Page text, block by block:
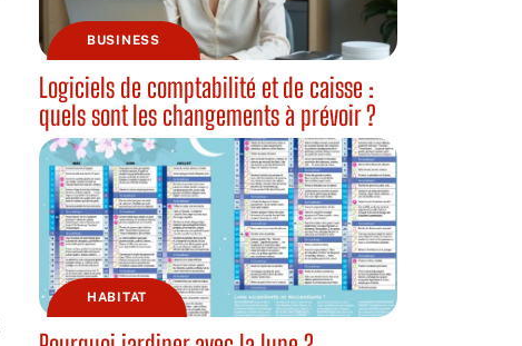
BUSINESS
Logiciels de comptabilité et de caisse :
quels sont les changements à prévoir ?
HABITAT